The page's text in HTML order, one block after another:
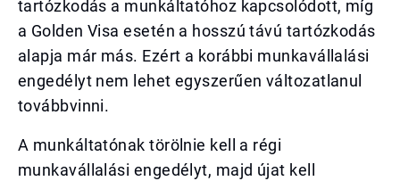
tartózkodás a munkáltatóhoz kapcsolódott, míg
a Golden Visa esetén a hosszú távú tartózkodás
alapja már más. Ezért a korábbi munkavállalási
engedélyt nem lehet egyszerűen változatlanul
továbbvinni.
A munkáltatónak törölnie kell a régi
munkavállalási engedélyt, majd újat kell